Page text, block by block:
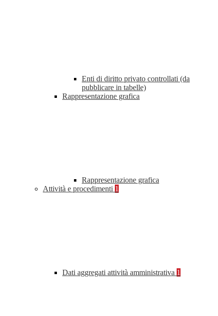
Enti di diritto privato controllati (da
pubblicare in tabelle)
Rappresentazione grafica
Rappresentazione grafica
Attività e procedimenti 1
Dati aggregati attività amministrativa 1